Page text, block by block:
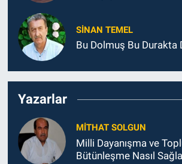
SINAN TEMEL
Bu Dolmuş Bu Durakta
Yazarlar
MITHAT SOLGUN
Milli Dayanışma ve
Bütünleşme Nasıl